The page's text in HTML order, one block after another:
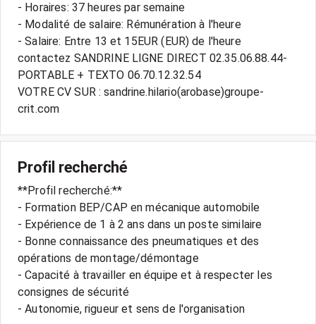
- Horaires: 37 heures par semaine
- Modalité de salaire: Rémunération à l'heure
- Salaire: Entre 13 et 15EUR (EUR) de l'heure
contactez SANDRINE LIGNE DIRECT 02.35.06.88.44-
PORTABLE + TEXTO 06.70.12.32.54
VOTRE CV SUR : sandrine.hilario(arobase)groupe-
Profil recherché
**Profil recherché:**
- Formation BEP/CAP en mécanique automobile
- Expérience de 1 à 2 ans dans un poste similaire
- Bonne connaissance des pneumatiques et des
opérations de montage/démontage
- Capacité à travailler en équipe et à respecter les
consignes de sécurité
- Autonomie, rigueur et sens de l'organisation